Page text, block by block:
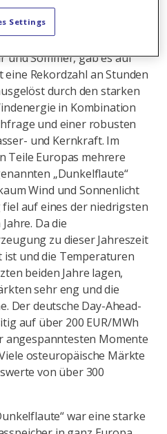
Europa erlebte im
Revolution bei den
Laufe des Jahres,
und Sommer, gab es auf
Rekordzahl an Stunden
durch den starken
in Kombination
und einer robusten
und Kernkraft. Im
Teile Europas mehrere
„Dunkelflaute“
Wind und Sonnenlicht
auf eines der niedrigsten
Da die
zu dieser Jahreszeit
und die Temperaturen
beiden Jahre lagen,
sehr eng und die
Der deutsche Day-Ahead-
auf über 200 EUR/MWh
angespanntesten Momente
osteuropäische Märkte
von über 300
war eine starke
Settings